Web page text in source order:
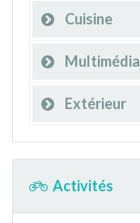
Cuisine
Multimédia
Extérieur
Activités